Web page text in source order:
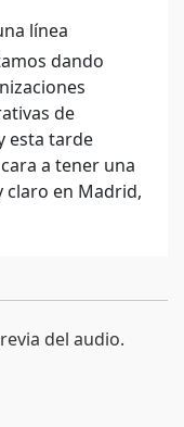
línea
dando
de
esta tarde
a tener una
claro en Madrid,